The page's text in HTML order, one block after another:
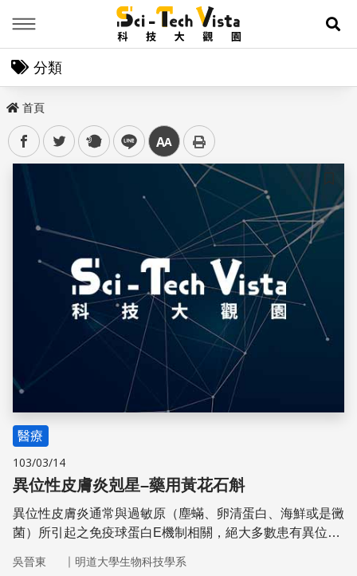
展
分類
首頁
facebooktwitter plurk line 中
儲存
醫療
103/03/14
異位性皮膚炎剋星–藥用黃花石斛
異位性皮膚炎通常與過敏原（塵蟎、卵清蛋白、海鮮或是黴
菌）所引起之免疫球蛋白E機制相關，絕大多數患有異位性
免疫球蛋白E
吳晉東 ｜ 明道大學生物科技學系